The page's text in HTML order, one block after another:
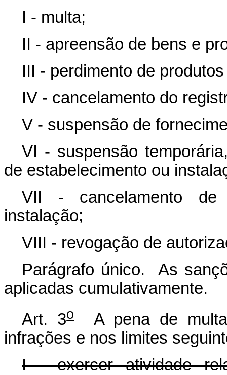
I - multa;
II - apreensão de bens e
III - perdimento de
IV - cancelamento do
V - suspensão de
VI - suspensão
de estabelecimento ou
VII - cancelamento de
instalação;
VIII - revogação de
Parágrafo único. As
aplicadas cumulativamente.
Art. 3oA pena de multa
infrações e nos limites
I - exercer atividade